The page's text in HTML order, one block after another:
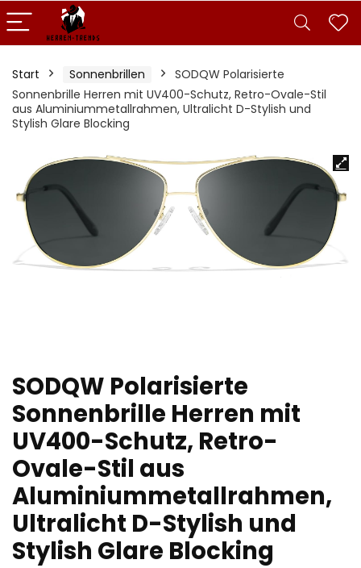
Start Sonnenbrillen
SODQW Polarisierte
Sonnenbrille Herren mit UV400-Schutz, Retro-Ovale-Stil
aus Aluminiummetallrahmen, Ultralicht D-Stylish und
Stylish Glare Blocking
SODQW Polarisierte
Sonnenbrille Herren mit
UV400-Schutz, Retro-
Ovale-Stil aus
Aluminiummetallrahmen,
Ultralicht D-Stylish und
Stylish Glare Blocking